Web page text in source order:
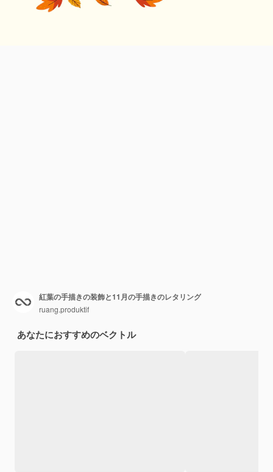
紅葉の手描きの装飾と11月の手描きのレタリング
ruang.produktif
あなたにおすすめのベクトル